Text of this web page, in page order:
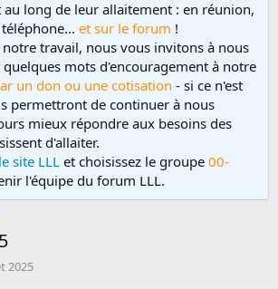
long de leur allaitement : en réunion,
et sur le forum !
notre travail, nous vous invitons à nous
mots d'encouragement à notre
un don ou une cotisation - si ce n'est
permettront de continuer à nous
mieux répondre aux besoins des
d'allaiter.
le site LLL et choisissez le groupe 00-
l'équipe du forum LLL.
2025